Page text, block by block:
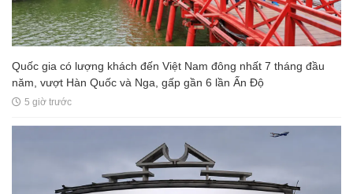
Quốc gia có lượng khách đến Việt Nam đông nhất 7 tháng đầu
năm, vượt Hàn Quốc và Nga, gấp gần 6 lần Ấn Độ
5 giờ trước